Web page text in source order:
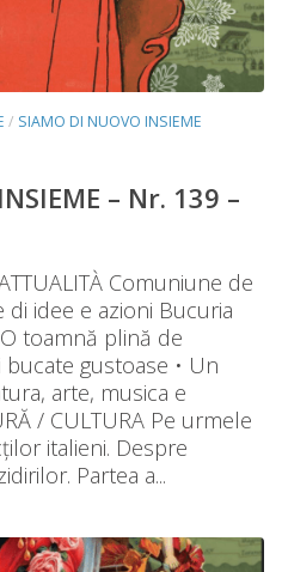
/ SIAMO DI NUOVO INSIEME
– Nr. 139 –
Comuniune de
di idee e azioni Bucuria
toamnă plină de
gustoase • Un
arte, musica e
/ CULTURA Pe urmele
italieni. Despre
Partea a...